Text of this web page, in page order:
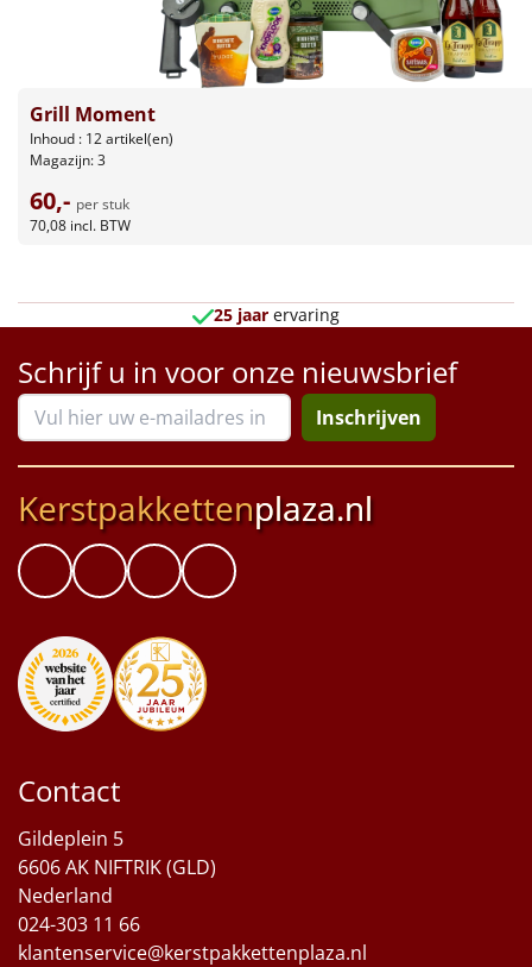
Tas
Borrelplank
Warmtekussen
Noodradio NIEUW
Deken (fleece plaid)
Alle artikelen
Overige
Ideeën
Personeel
Sinterklaaspakketten
Particulier
Kerstgeschenken 2026
Grill Moment
Inhoud : 12 artikel(en)
Magazijn: 3
60,- per stuk
70,08 incl. BTW
25 jaar ervaring
Schrijf u in voor onze nieuwsbrief
Inschrijven
Kerstpakkettenplaza.nl
Contact
Gildeplein 5
6606 AK NIFTRIK (GLD)
Nederland
024-303 11 66
klantenservice@kerstpakkettenplaza.nl